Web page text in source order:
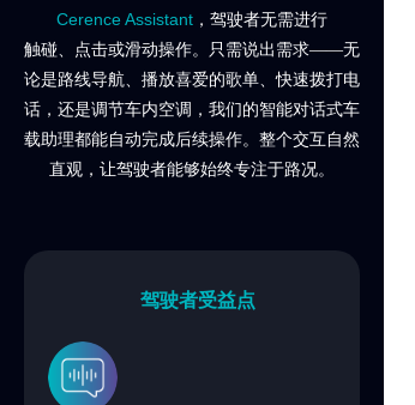
Cerence Assistant ，驾驶者无需进行
触碰、 点击或滑动操作。只需说出需求——无
论是路线导航、播放喜爱的歌单、快速拨打电
话，还是调节车内空调，我们的智能对话式车
载助理都能自动完成后续操作。整个交互自然
直观，让驾驶者能够始终专注于路况。
驾驶者受益点